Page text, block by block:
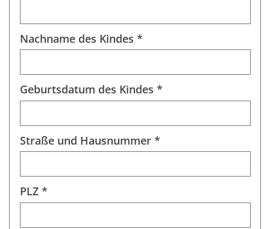
Nachname des Kindes *
Geburtsdatum des Kindes *
Straße und Hausnummer *
PLZ *